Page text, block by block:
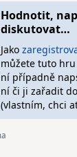
Hodnotit,
diskutovat…
Jako
můžete tuto
ní případně
ní či ji zařadit
(vlastním, chci